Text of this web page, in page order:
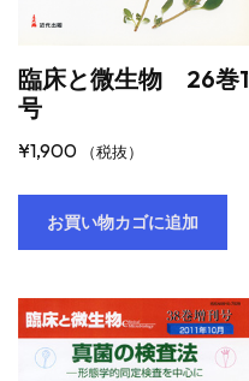
臨床と微生物 26巻1
号
¥1,900 （税抜）
お買い物カゴに追加